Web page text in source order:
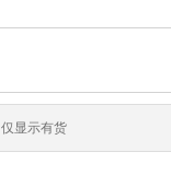
仅显示有货